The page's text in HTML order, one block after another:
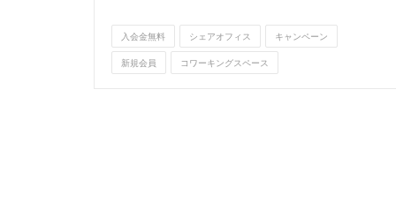
入会金無料 シェアオフィス キャンペーン
新規会員 コワーキングスペース